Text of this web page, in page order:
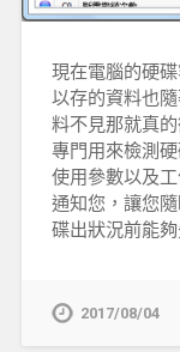
現在電腦的硬
以存的資料也
料不見那就真
專門用來檢測
使用參數以及
通知您，讓您
碟出狀況前能
2017/08/04